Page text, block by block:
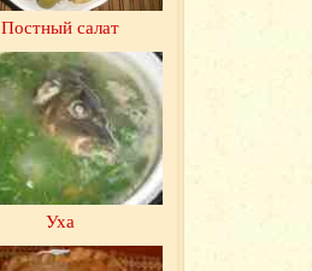
Постный салат
Уха